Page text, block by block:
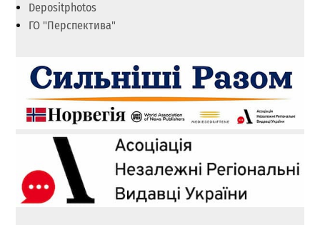
Depositphotos
ГО "Перспектива"